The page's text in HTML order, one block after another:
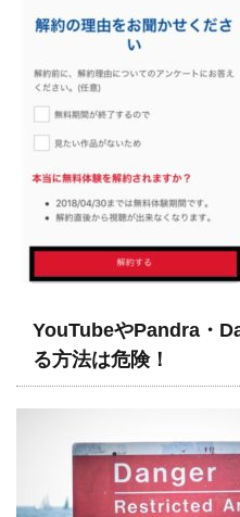
YouTubeやPandra・
る方法は危険！